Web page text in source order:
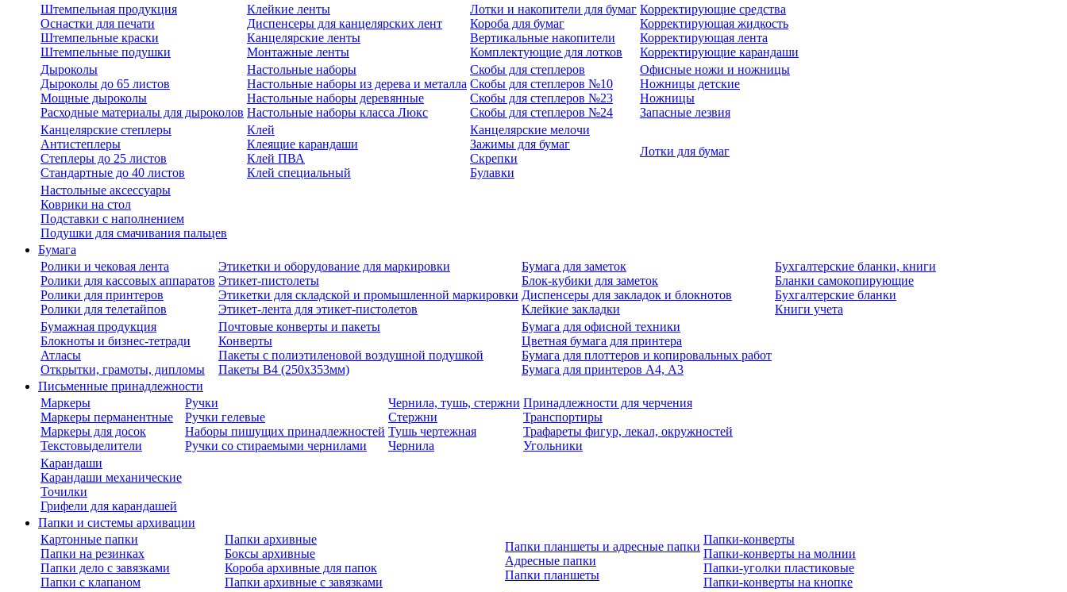
Штемпельная продукция
Оснастки для печати
Штемпельные краски
Штемпельные подушки
Клейкие ленты
Диспенсеры для канцелярских лент
Канцелярские ленты
Монтажные ленты
Лотки и накопители для бумаг
Короба для бумаг
Вертикальные накопители
Комплектующие для лотков
Корректирующие средства
Корректирующая жидкость
Корректирующая лента
Корректирующие карандаши
Дыроколы
Дыроколы до 65 листов
Мощные дыроколы
Расходные материалы для дыроколов
Настольные наборы
Настольные наборы из дерева и металла
Настольные наборы деревянные
Настольные наборы класса Люкс
Скобы для степлеров
Скобы для степлеров №10
Скобы для степлеров №23
Скобы для степлеров №24
Офисные ножи и ножницы
Ножницы детские
Ножницы
Запасные лезвия
Канцелярские степлеры
Антистеплеры
Степлеры до 25 листов
Стандартные до 40 листов
Клей
Клеящие карандаши
Клей ПВА
Клей специальный
Канцелярские мелочи
Зажимы для бумаг
Скрепки
Булавки
Лотки для бумаг
Настольные аксессуары
Коврики на стол
Подставки с наполнением
Подушки для смачивания пальцев
Бумага
Ролики и чековая лента
Ролики для кассовых аппаратов
Ролики для принтеров
Ролики для телетайпов
Этикетки и оборудование для маркировки
Этикет-пистолеты
Этикетки для складской и промышленной маркировки
Этикет-лента для этикет-пистолетов
Бумага для заметок
Блок-кубики для заметок
Диспенсеры для закладок и блокнотов
Клейкие закладки
Бухгалтерские бланки, книги
Бланки самокопирующие
Бухгалтерские бланки
Книги учета
Бумажная продукция
Блокноты и бизнес-тетради
Атласы
Открытки, грамоты, дипломы
Почтовые конверты и пакеты
Конверты
Пакеты с полиэтиленовой воздушной подушкой
Пакеты В4 (250х353мм)
Бумага для офисной техники
Цветная бумага для принтера
Бумага для плоттеров и копировальных работ
Бумага для принтеров А4, А3
Письменные принадлежности
Маркеры
Маркеры перманентные
Маркеры для досок
Текстовыделители
Ручки
Ручки гелевые
Наборы пишущих принадлежностей
Ручки со стираемыми чернилами
Чернила, тушь, стержни
Стержни
Тушь чертежная
Чернила
Принадлежности для черчения
Транспортиры
Трафареты фигур, лекал, окружностей
Угольники
Карандаши
Карандаши механические
Точилки
Грифели для карандашей
Папки и системы архивации
Картонные папки
Папки на резинках
Папки дело с завязками
Папки с клапаном
Папки архивные
Боксы архивные
Короба архивные для папок
Папки архивные с завязками
Папки планшеты и адресные папки
Адресные папки
Папки планшеты
Папки-конверты
Папки-конверты на молнии
Папки-уголки пластиковые
Папки-конверты на кнопке